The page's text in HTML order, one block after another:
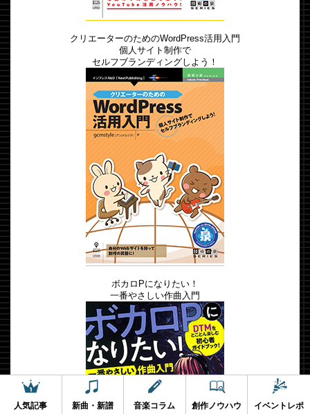
人気記事 新曲・新譜 音楽コラム 創作ノウハウ イベントレポ
クリエーターのためのWordPress活用入門
個人サイト制作で
セルフブランディングしよう！
ボカロPになりたい！
一番やさしい作曲入門